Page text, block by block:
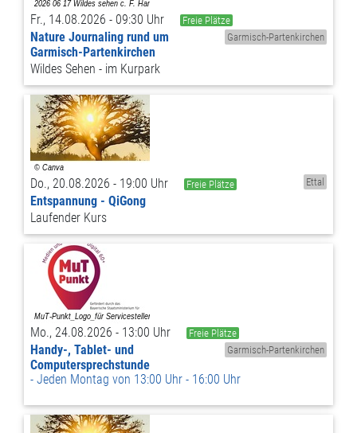
Fr., 14.08.2026 - 09:30 Uhr
Freie Plätze
Garmisch-Partenkirchen
Nature Journaling rund um
Garmisch-Partenkirchen
Wildes Sehen - im Kurpark
Do., 20.08.2026 - 19:00 Uhr Freie Plätze Ettal
Entspannung - QiGong
Laufender Kurs
Mo., 24.08.2026 - 13:00 Uhr
Freie Plätze
Garmisch-Partenkirchen
Handy-, Tablet- und
Computersprechstunde
Jeden Montag von 13:00 Uhr - 16:00 Uhr